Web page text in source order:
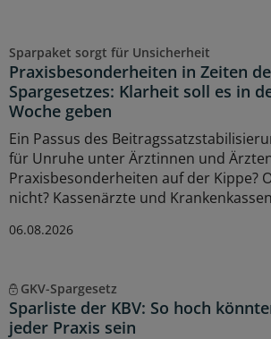
Sparpaket sorgt für Unsicherheit
Praxisbesonderheiten in Zeiten
Spargesetzes: Klarheit soll es in
Woche geben
Ein Passus des
für Unruhe unter Ärztinnen und
Praxisbesonderheiten auf der Kippe?
nicht? Kassenärzte und
06.08.2026
GKV-Spargesetz
Sparliste der KBV: So hoch
jeder Praxis sein